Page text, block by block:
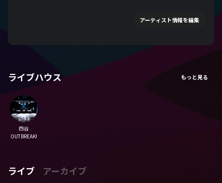
アーティスト情報を編集
ライブハウス
四谷
OUTBREAK!
ライブ アーカイブ